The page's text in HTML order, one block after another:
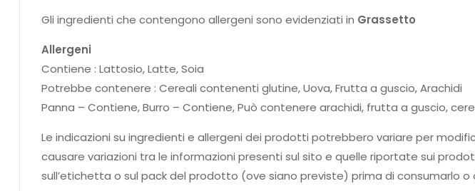
Gli ingredienti che contengono allergeni sono evidenziati in Grassetto
Allergeni
Contiene : Lattosio, Latte, Soia
Potrebbe contenere : Cereali contenenti glutine, Uova, Frutta a guscio, Arachidi
Panna – Contiene, Burro – Contiene, Può contenere arachidi, frutta a guscio,
Le indicazioni su ingredienti e allergeni dei prodotti potrebbero variare per
causare variazioni tra le informazioni presenti sul sito e quelle riportate sui
sull’etichetta o sul pack del prodotto (ove siano previste) prima di consumarlo o